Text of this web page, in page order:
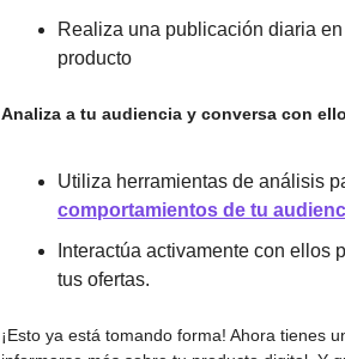
Realiza una publicación diaria
producto
Analiza a tu audiencia y conversa con
Utiliza herramientas de análisis
comportamientos de tu
Interactúa activamente con ellos
tus ofertas.
¡Esto ya está tomando forma! Ahora tienes